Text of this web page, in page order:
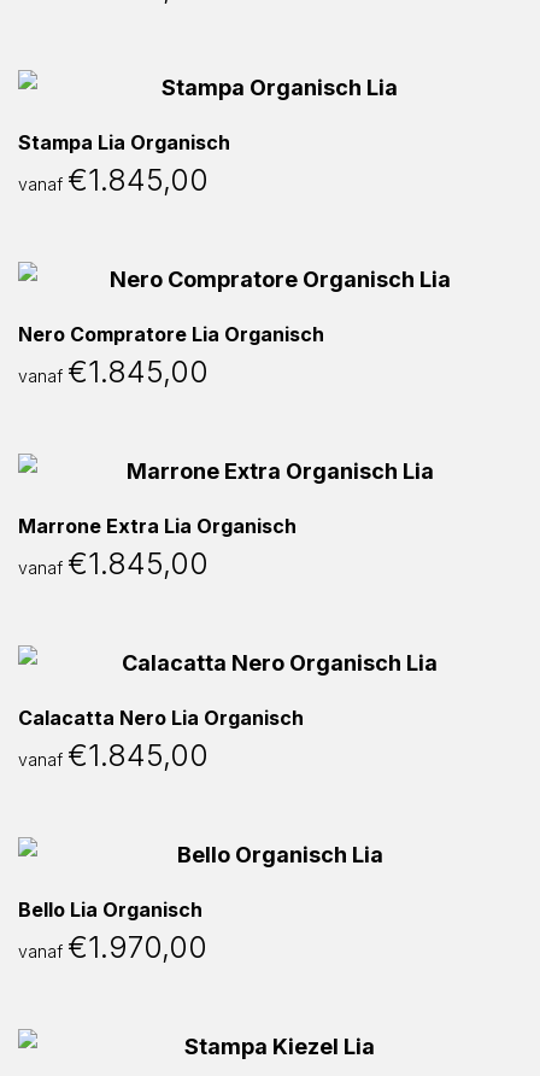
Stampa Lia Organisch
vanaf €1.845,00
Nero Compratore Lia Organisch
vanaf €1.845,00
Marrone Extra Lia Organisch
vanaf €1.845,00
Calacatta Nero Lia Organisch
vanaf €1.845,00
Bello Lia Organisch
vanaf €1.970,00